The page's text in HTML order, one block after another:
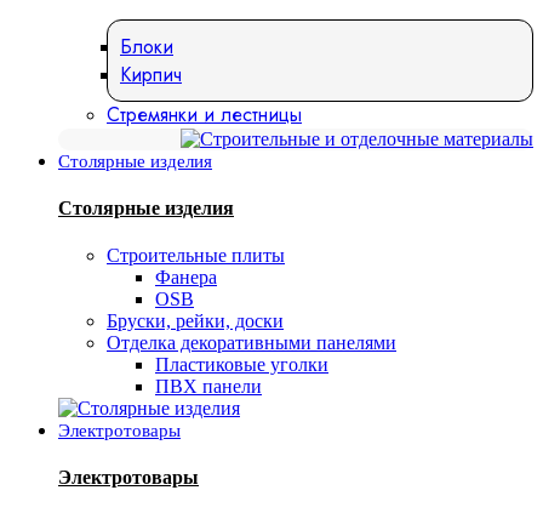
Блоки
Кирпич
Стремянки и лестницы
Столярные изделия
Столярные изделия
Строительные плиты
Фанера
OSB
Бруски, рейки, доски
Отделка декоративными панелями
Пластиковые уголки
ПВХ панели
Электротовары
Электротовары